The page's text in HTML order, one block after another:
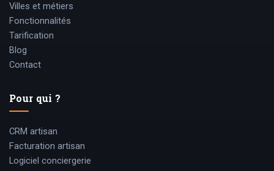
Villes et métiers
Fonctionnalités
Tarification
Blog
Contact
Pour qui ?
CRM artisan
Facturation artisan
Logiciel conciergerie